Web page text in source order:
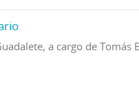
a cargo de Tomás